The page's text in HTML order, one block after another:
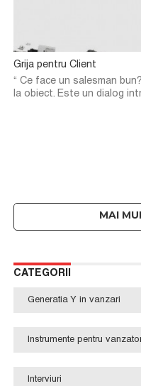
Grija pentru Client
“ Ce face un salesman
la obiect. Este un dialog
CATEGORII
Generatia Y in vanzari
Instrumente pentru
Interviuri